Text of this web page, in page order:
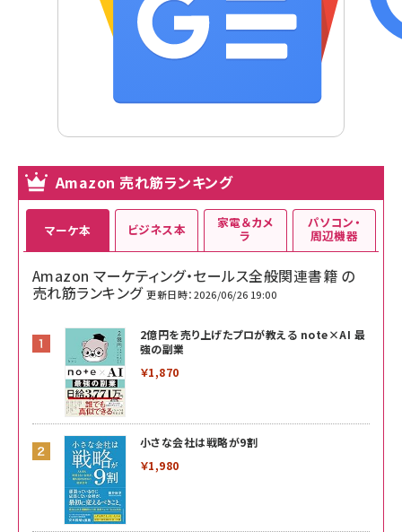
Amazon 売れ筋ランキング
マーケ本
Amazon マーケティング・セールス全般関連書籍 の
売れ筋ランキング 更新日時：2026/06/26 19:00
2億円を売り上げたプロが教える note×AI 最
強の副業
￥1,870
小さな会社は戦略が9割
￥1,980
ビジネス本 家電＆カメ
ラ
パソコン・
周辺機器